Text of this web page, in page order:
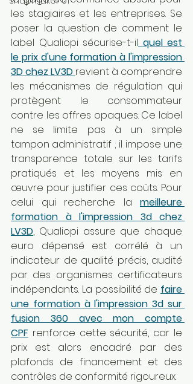
les stagiaires et les entreprises. Se
poser la question de comment le
label Qualiopi sécurise-t-il quel est
le prix d'une formation à l'impression
3D chez LV3D revient à comprendre
les mécanismes de régulation qui
protègent le consommateur
contre les offres opaques. Ce label
ne se limite pas à un simple
tampon administratif ; il impose une
transparence totale sur les tarifs
pratiqués et les moyens mis en
œuvre pour justifier ces coûts. Pour
celui qui recherche la meilleure
formation à l'impression 3d chez
LV3D, Qualiopi assure que chaque
euro dépensé est corrélé à un
indicateur de qualité précis, audité
par des organismes certificateurs
indépendants. La possibilité de faire
une formation à l'impression 3d sur
fusion 360 avec mon compte
CPF renforce cette sécurité, car le
prix est alors encadré par des
plafonds de financement et des
contrôles de conformité rigoureux.